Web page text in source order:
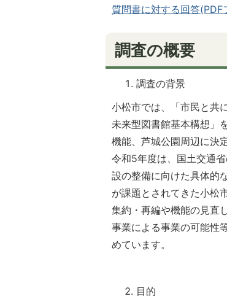
質問書に対する回答
調査の概要
調査の背景
小松市では、「市民と共
未来型図書館基本構想」
機能、芦城公園周辺に決
令和5年度は、国土交通
設の整備に向けた具体的
が課題とされてきた小松
集約・再編や機能の見直
事業による事業の可能性
めています。
目的